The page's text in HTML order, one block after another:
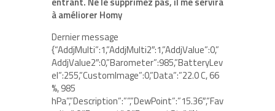
à améliorer Homy
Dernier message
{“AddjMulti”:1,”AddjMulti2″:1,”AddjValue”:0,”
AddjValue2″:0,”Barometer”:985,”BatteryLev
el”:255,”CustomImage”:0,”Data”:”22.0 C, 66
%, 985
hPa”,”Description”:””,”DewPoint”:”15.36″,”Fav